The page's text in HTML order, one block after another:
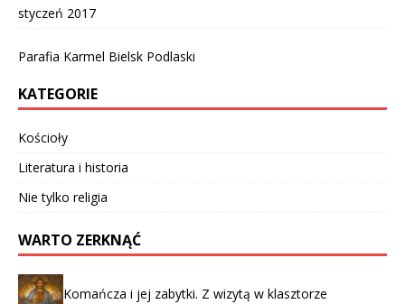
styczeń 2017
Parafia Karmel Bielsk Podlaski
KATEGORIE
Kościoły
Literatura i historia
Nie tylko religia
WARTO ZERKNĄĆ
Komańcza i jej zabytki. Z wizytą w klasztorze